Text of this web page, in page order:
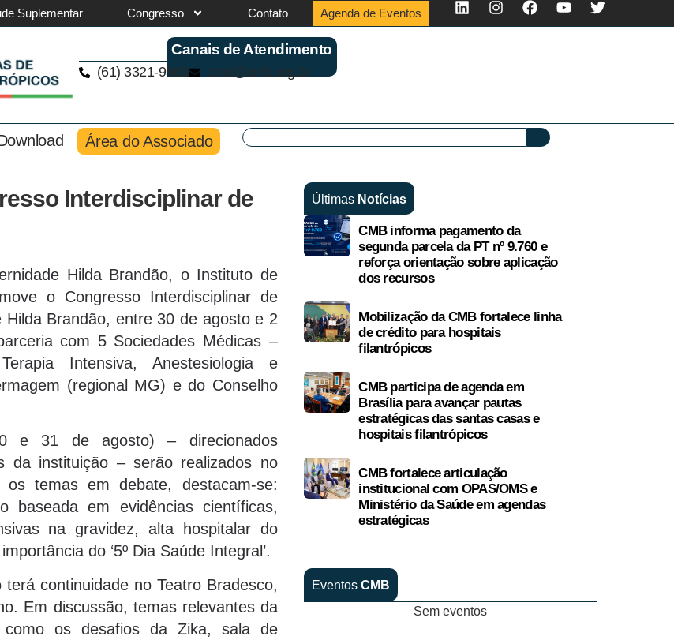
Suplementar Congresso Contato Agenda de Eventos
Canais de Atendimento
(61) 3321-9563 cmb@cmb.org.br
Área do Associado
Interdisciplinar de
Hilda Brandão, o Instituto de
o Congresso Interdisciplinar de
Brandão, entre 30 de agosto e 2
com 5 Sociedades Médicas –
Intensiva, Anestesiologia e
(regional MG) e do Conselho
e 31 de agosto) – direcionados
da instituição – serão realizados no
temas em debate, destacam-se:
baseada em evidências científicas,
na gravidez, alta hospitalar do
do ‘5º Dia Saúde Integral’.
continuidade no Teatro Bradesco,
Em discussão, temas relevantes da
os desafios da Zika, sala de
Últimas Notícias
CMB informa pagamento da
segunda parcela da PT nº 9.760 e
reforça orientação sobre aplicação
dos recursos
Mobilização da CMB fortalece linha
de crédito para hospitais
filantrópicos
CMB participa de agenda em
Brasília para avançar pautas
estratégicas das santas casas e
hospitais filantrópicos
CMB fortalece articulação
institucional com OPAS/OMS e
Ministério da Saúde em agendas
estratégicas
Eventos CMB
Sem eventos